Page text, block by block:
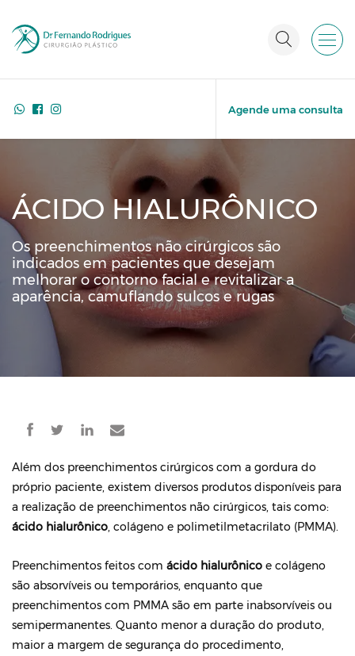
Agende uma consulta
ÁCIDO HIALURÔNICO
Os preenchimentos não cirúrgicos são
indicados em pacientes que desejam
melhorar o contorno facial e revitalizar a
aparência, camuflando sulcos e rugas
Além dos preenchimentos cirúrgicos com a gordura do
próprio paciente, existem diversos produtos disponíveis para
a realização de preenchimentos não cirúrgicos, tais como:
ácido hialurônico, colágeno e polimetilmetacrilato (PMMA).
Preenchimentos feitos com ácido hialurônico e colágeno
são absorvíveis ou temporários, enquanto que
preenchimentos com PMMA são em parte inabsorvíveis ou
semipermanentes. Quanto menor a duração do produto,
maior a margem de segurança do procedimento,